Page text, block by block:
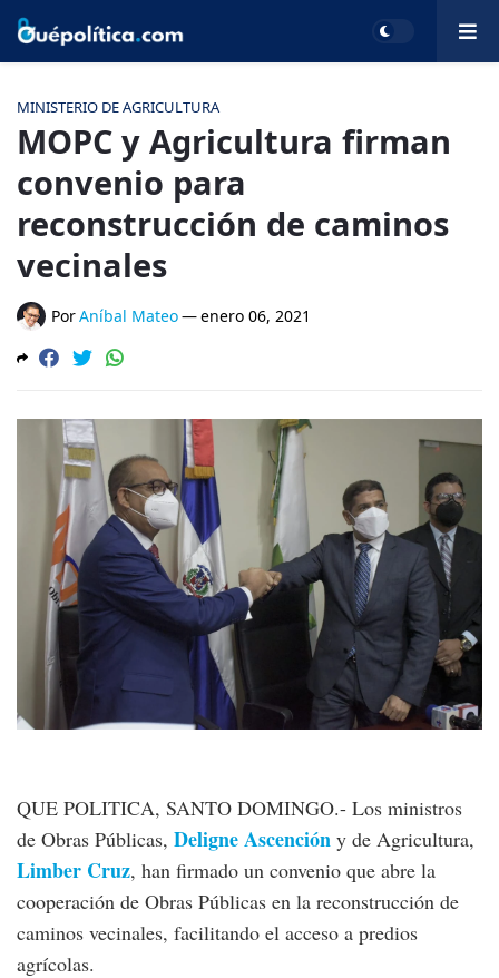
MINISTERIO DE AGRICULTURA
MOPC y Agricultura firman
convenio para
reconstrucción de caminos
vecinales
PorAníbal Mateo—enero 06, 2021
QUE POLITICA, SANTO DOMINGO.- Los ministros
de Obras Públicas, Deligne Ascención y de Agricultura,
Limber Cruz, han firmado un convenio que abre la
cooperación de Obras Públicas en la reconstrucción de
caminos vecinales, facilitando el acceso a predios
agrícolas.